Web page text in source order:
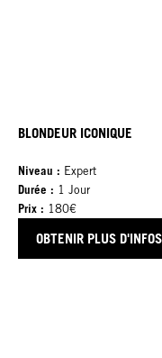
BLONDEUR ICONIQUE
Niveau : Expert
Durée : 1 Jour
Prix : 180€
OBTENIR PLUS D'INFOS